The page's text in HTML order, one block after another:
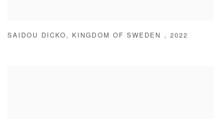
SAIDOU DICKO , KINGDOM OF SWEDEN , 2022